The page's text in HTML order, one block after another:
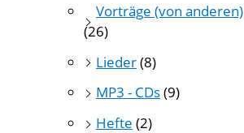
Vorträge (von anderen)
(26)
Lieder(8)
MP3 - CDs(9)
Hefte (2)